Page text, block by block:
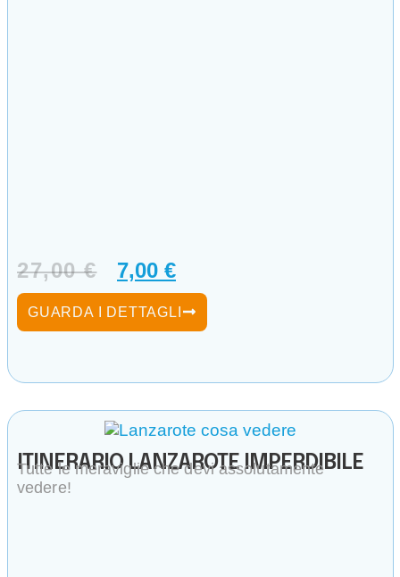
27,00€ 7,00 €
GUARDA I DETTAGLI
ITINERARIO LANZAROTE IMPERDIBILE
Tutte le meraviglie che devi assolutamente
vedere!